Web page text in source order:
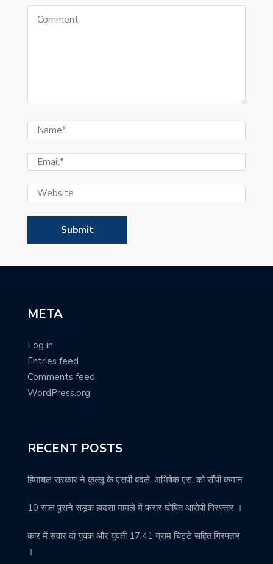
META
Log in
Entries feed
Comments feed
WordPress.org
RECENT POSTS
हिमाचल सरकार ने कुल्लू के एसपी बदले, अभिषेक एस. को सौंपी कमान
10 साल पुराने सड़क हादसा मामले में फरार घोषित आरोपी गिरफ्तार ।
कार में सवार दो युवक और युवती 17.41 ग्राम चिट्टे सहित गिरफ्तार
।